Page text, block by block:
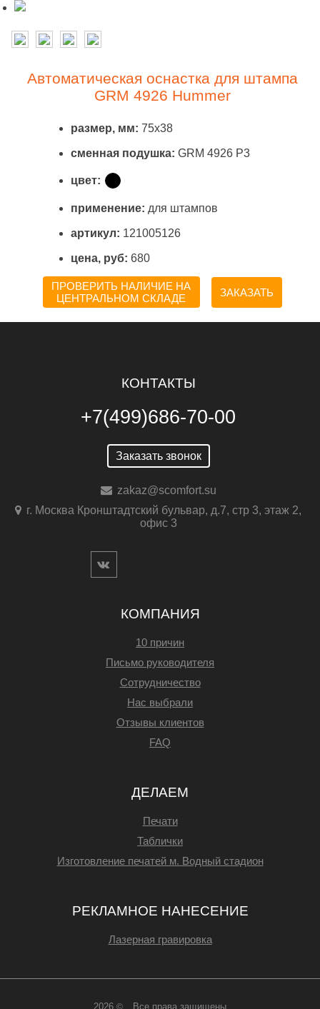
Автоматическая оснастка для штампа
GRM 4926 Hummer
размер, мм: 75x38
сменная подушка: GRM 4926 P3
цвет:
применение: для штампов
артикул: 121005126
цена, руб: 680
ПРОВЕРИТЬ НАЛИЧИЕ НА
ЦЕНТРАЛЬНОМ СКЛАДЕ
ЗАКАЗАТЬ
КОНТАКТЫ
+7(499)686-70-00
Заказать звонок
zakaz@scomfort.su
г. Москва Кронштадтский бульвар, д.7, стр 3, этаж 2,
офис 3
КОМПАНИЯ
10 причин
Письмо руководителя
Сотрудничество
Нас выбрали
Отзывы клиентов
FAQ
ДЕЛАЕМ
Печати
Таблички
Изготовление печатей м. Водный стадион
РЕКЛАМНОЕ НАНЕСЕНИЕ
Лазерная гравировка
2026 © Все права защищены